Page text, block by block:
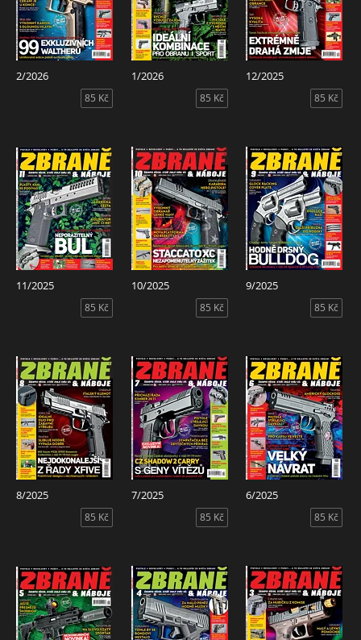
2/2026
85 Kč
1/2026
85 Kč
12/2025
85 Kč
11/2025
85 Kč
10/2025
85 Kč
9/2025
85 Kč
8/2025
85 Kč
7/2025
85 Kč
6/2025
85 Kč